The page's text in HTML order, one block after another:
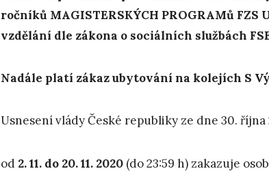
ročníků MAGISTERSKÝCH PROGRAMů FZS
vzdělání dle zákona o sociálních službách FSE
Nadále platí zákaz ubytování na kolejích S
Usnesení vlády České republiky ze dne 30.
od 2. 11. do 20. 11. 2020 (do 23:59 h) zakazuje